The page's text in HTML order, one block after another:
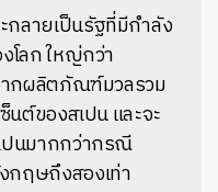
ลายเป็นรัฐที่มีกำลัง
โลก ใหญ่กว่า
ากผลิตภัณฑ์มวลรวม
นต์ของสเปน และจะ
ปนมากกว่ากรณี
ฤษถึงสองเท่า